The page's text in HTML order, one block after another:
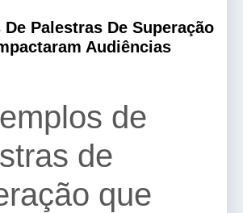
Palestras De Superação
Audiências
de
de
que